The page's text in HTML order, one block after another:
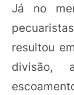
Já no
resultou
divisão,